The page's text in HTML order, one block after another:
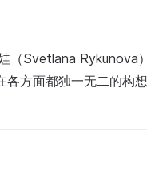
（Svetlana
方面都独一无二的构想